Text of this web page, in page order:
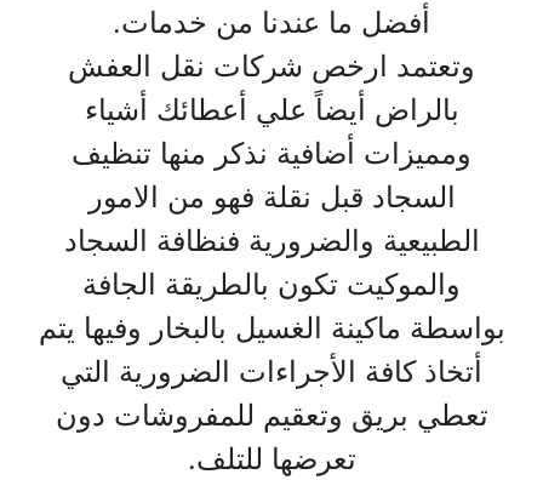
أفضل ما عندنا من خدمات.
وتعتمد ارخص شركات نقل العفش
بالراض أيضاً علي أعطائك أشياء
ومميزات أضافية نذكر منها تنظيف
السجاد قبل نقلة فهو من الامور
الطبيعية والضرورية فنظافة السجاد
والموكيت تكون بالطريقة الجافة
بواسطة ماكينة الغسيل بالبخار وفيها يتم
أتخاذ كافة الأجراءات الضرورية التي
تعطي بريق وتعقيم للمفروشات دون
تعرضها للتلف.